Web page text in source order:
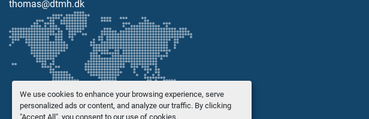
We use cookies to enhance your browsing experience, serve
personalized ads or content, and analyze our traffic. By clicking
"Accept All", you consent to our use of cookies.
thomas@dtmh.dk